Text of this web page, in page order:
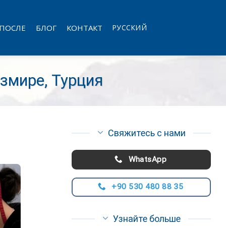
БЛОГ КОНТАКТ РУССКИЙ
Турция
Свяжитесь с нами
WhatsApp
+90 530 480 88 35
Узнайте больше